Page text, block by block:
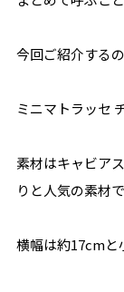
今回ご紹介する
ミニマトラッセ
素材はキャビア
りと人気の素材で
横幅は約17cmと